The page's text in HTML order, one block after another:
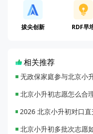
拔尖创新 RDF早
相关推荐
无政保家庭参与北京小